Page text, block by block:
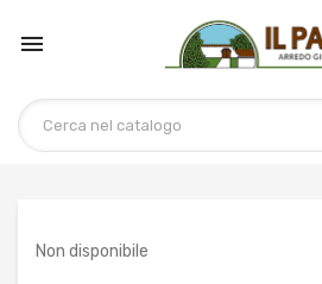

Non disponibile